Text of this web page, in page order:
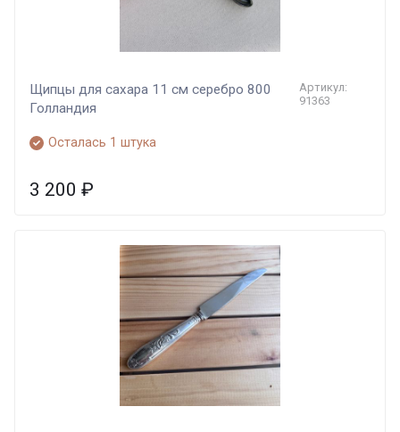
Щипцы для сахара 11 см серебро 800
Голландия
Артикул:
91363
Осталась 1 штука
3 200 ₽